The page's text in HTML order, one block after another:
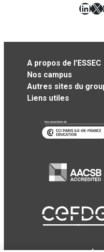
X
A propos de l’ESSEC
Nos campus
Autres sites du
Liens utiles